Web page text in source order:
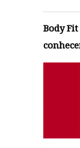
Body